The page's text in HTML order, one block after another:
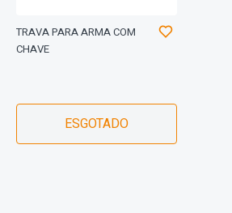
TRAVA PARA ARMA COM
CHAVE
ESGOTADO